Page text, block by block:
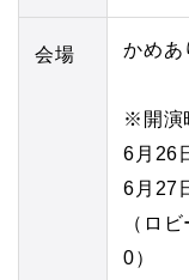
会場 かめあ
※開演
6月26
6月27
（ロ
0）